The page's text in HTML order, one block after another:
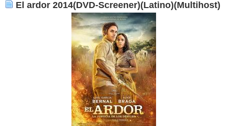
El ardor 2014(DVD-Screener)(Latino)(Multihost)